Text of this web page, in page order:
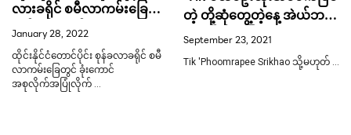
လားခရိုင် စမီလာကမ်းခြေ
တွင် ခုံးကောင်
အစုလိုက်အပြုံလိုက် တွေ့ရှိ
January 28, 2022
ထိုင်းနိုင်ငံတောင်ပိုင်း စုန်ခလာခရိုင် စမီ
လာကမ်းခြေတွင် ခုံးကောင်
အစုလိုက်အပြုံလိုက် …
တဲ့ တို့ဆုံတွေ့တဲ့နေ့ အဲယ်ဘမ်
အသစ်ကိုချပြခဲ့တဲ့’ Oui
Buddha Bless’
September 23, 2021
Tik 'Phoomrapee Srikhao သို့မဟုတ် …